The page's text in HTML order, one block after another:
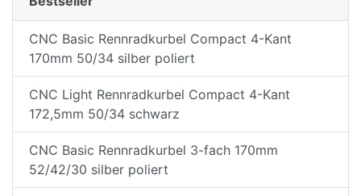
CNC Basic Rennradkurbel Compact 4-Kant
170mm 50/34 silber poliert
CNC Light Rennradkurbel Compact 4-Kant
172,5mm 50/34 schwarz
CNC Basic Rennradkurbel 3-fach 170mm
52/42/30 silber poliert